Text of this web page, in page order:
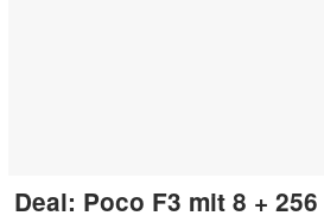
Deal: Poco F3 mit 8 + 256